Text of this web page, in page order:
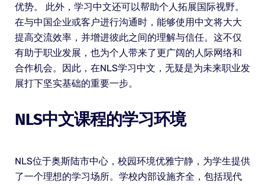
优势。 此外，学习中文还可以帮助个人拓展国际视野。
在与中国企业或客户进行沟通时，能够使用中文将大大
提高交流效率，并增进彼此之间的理解与信任。这不仅
有助于职业发展，也为个人带来了更广阔的人际网络和
合作机会。因此，在NLS学习中文，无疑是为未来职业发
展打下坚实基础的重要一步。
NLS中文课程的学习环境
NLS位于奥斯陆市中心，校园环境优雅宁静，为学生提供
了一个理想的学习场所。学校内部设施齐全，包括现代